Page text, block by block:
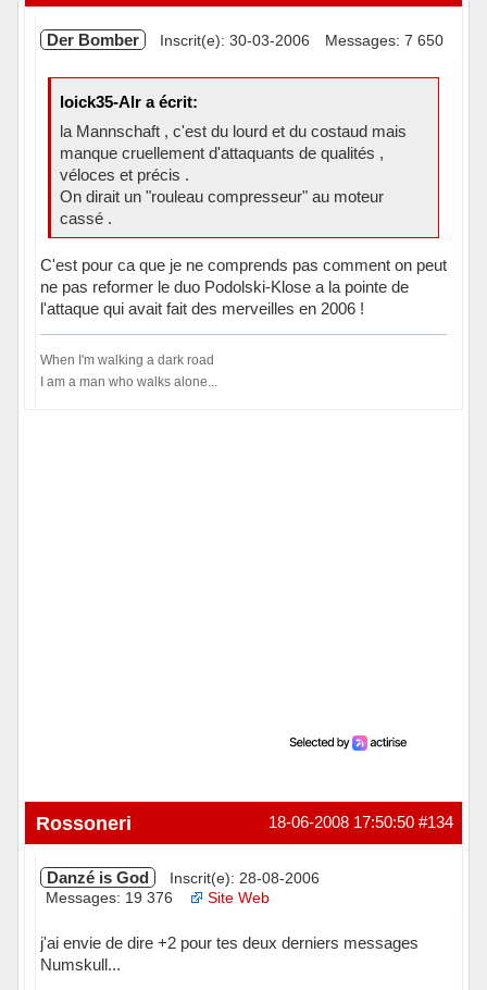
Der Bomber Inscrit(e): 30-03-2006 Messages: 7 650
loick35-Alr a écrit:
la Mannschaft , c'est du lourd et du costaud mais
manque cruellement d'attaquants de qualités ,
véloces et précis .
On dirait un "rouleau compresseur" au moteur
cassé .
C'est pour ca que je ne comprends pas comment on peut
ne pas reformer le duo Podolski-Klose a la pointe de
l'attaque qui avait fait des merveilles en 2006 !
When I'm walking a dark road
I am a man who walks alone...
#134
18-06-2008 17:50:50
Rossoneri
Danzé is God
Inscrit(e): 28-08-2006
Messages: 19 376
Site Web
j'ai envie de dire +2 pour tes deux derniers messages
Numskull...